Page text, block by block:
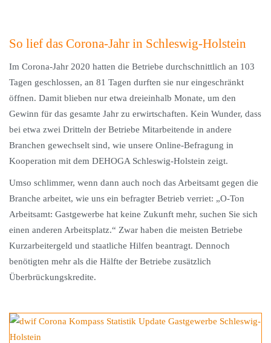
So lief das Corona-Jahr in Schleswig-Holstein
Im Corona-Jahr 2020 hatten die Betriebe durchschnittlich an 103
Tagen geschlossen, an 81 Tagen durften sie nur eingeschränkt
öffnen. Damit blieben nur etwa dreieinhalb Monate, um den
Gewinn für das gesamte Jahr zu erwirtschaften. Kein Wunder, dass
bei etwa zwei Dritteln der Betriebe Mitarbeitende in andere
Branchen gewechselt sind, wie unsere Online-Befragung in
Kooperation mit dem DEHOGA Schleswig-Holstein zeigt.
Umso schlimmer, wenn dann auch noch das Arbeitsamt gegen die
Branche arbeitet, wie uns ein befragter Betrieb verriet: „O-Ton
Arbeitsamt: Gastgewerbe hat keine Zukunft mehr, suchen Sie sich
einen anderen Arbeitsplatz.“ Zwar haben die meisten Betriebe
Kurzarbeitergeld und staatliche Hilfen beantragt. Dennoch
benötigten mehr als die Hälfte der Betriebe zusätzlich
Überbrückungskredite.